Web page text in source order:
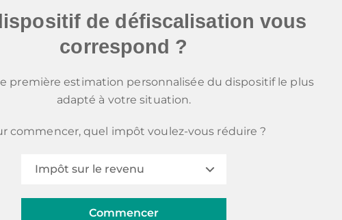
de défiscalisation vous
correspond ?
première estimation personnalisée du dispositif le plus
adapté à votre situation.
commencer, quel impôt voulez-vous réduire ?
Impôt sur le revenu
Impôt sur le revenu
Commencer